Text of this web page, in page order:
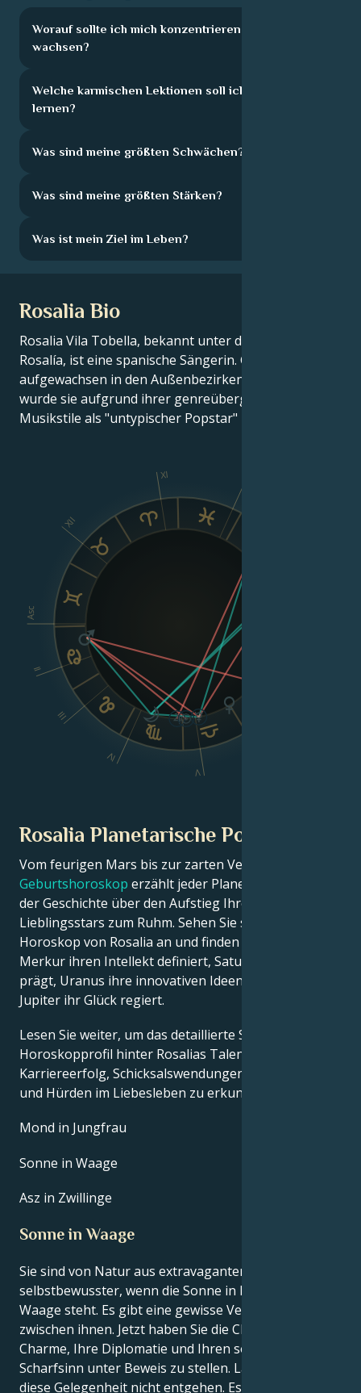
Worauf sollte ich mich konzentrieren, um zu
wachsen?
Welche karmischen Lektionen soll ich hier
lernen?
Was sind meine größten Schwächen?
Was sind meine größten Stärken?
Was ist mein Ziel im Leben?
Rosalia Bio
Rosalia Vila Tobella, bekannt unter dem Pseudonym
Rosalía, ist eine spanische Sängerin. Geboren und
aufgewachsen in den Außenbezirken Barcelonas,
wurde sie aufgrund ihrer genreübergreifenden
Musikstile als "untypischer Popstar" bezeichnet.
Asc
II
III
IV
V
XI
XII
Rosalia Planetarische Position
Vom feurigen Mars bis zur zarten Venus – in diesem
Geburtshoroskop erzählt jeder Planet seinen Teil
der Geschichte über den Aufstieg Ihres
Lieblingsstars zum Ruhm. Sehen Sie sich das Astro-
Horoskop von Rosalia an und finden Sie heraus, wie
Merkur ihren Intellekt definiert, Saturn ihre Disziplin
prägt, Uranus ihre innovativen Ideen beflügelt und
Jupiter ihr Glück regiert.
Lesen Sie weiter, um das detaillierte Sternzeichen-
Horoskopprofil hinter Rosalias Talent, Charisma,
Karriereerfolg, Schicksalswendungen, Lebensweg
und Hürden im Liebesleben zu erkunden.
Mond in Jungfrau
Sonne in Waage
Asz in Zwillinge
Sonne in Waage
Sie sind von Natur aus extravaganter und
selbstbewusster, wenn die Sonne in Ihrem Zeichen
Waage steht. Es gibt eine gewisse Verbindung
zwischen ihnen. Jetzt haben Sie die Chance, Ihren
Charme, Ihre Diplomatie und Ihren sozialen
Scharfsinn unter Beweis zu stellen. Lassen Sie sich
diese Gelegenheit nicht entgehen. Es ist wichtig, ein